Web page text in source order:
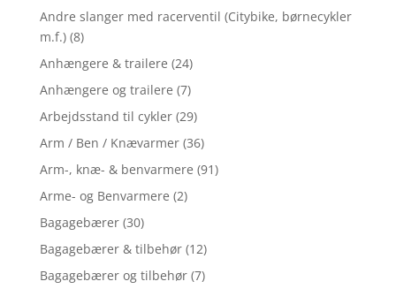
Andre slanger med racerventil (Citybike, børnecykler
m.f.) (8)
Anhængere & trailere (24)
Anhængere og trailere (7)
Arbejdsstand til cykler (29)
Arm / Ben / Knævarmer (36)
Arm-, knæ- & benvarmere (91)
Arme- og Benvarmere (2)
Bagagebærer (30)
Bagagebærer & tilbehør (12)
Bagagebærer og tilbehør (7)